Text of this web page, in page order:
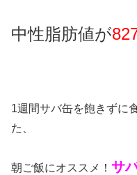
中性脂肪値が
1週間サバ缶を飽きずに
た、
朝ご飯にオススメ！ サ